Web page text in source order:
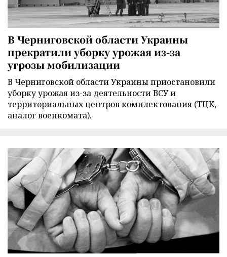
В Черниговской области Украины
прекратили уборку урожая из-за
угрозы мобилизации
В Черниговской области Украины приостановили
уборку урожая из-за деятельности ВСУ и
территориальных центров комплектования (ТЦК,
аналог военкомата).